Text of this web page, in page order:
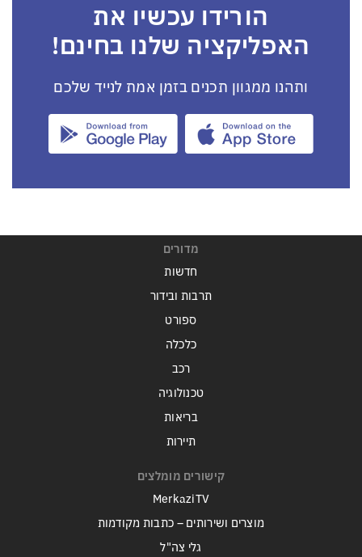
הורידו עכשיו את
האפליקציה שלנו בחינם!
ותהנו ממגוון תכנים בזמן אמת לנייד שלכם
מדורים
חדשות
תרבות ובידור
ספורט
כלכלה
רכב
טכנולוגיה
בריאות
תיירות
קישורים מומלצים
MerkaziTV
מוצרים ושירותים – כתבות מקודמות
גלי צה"ל